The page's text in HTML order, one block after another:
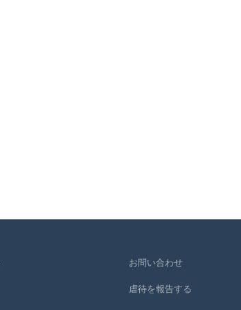
お問い合わせ
虐待を報告する